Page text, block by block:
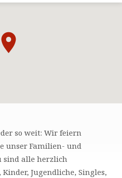
so weit: Wir feiern
unser Familien- und
sind alle herzlich
Jugendliche, Singles,